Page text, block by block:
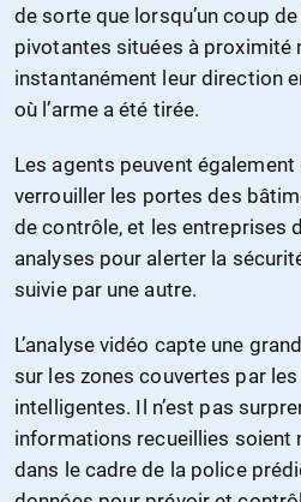
de sorte que lorsqu’un coup
pivotantes situées à proximité
instantanément leur direction
où l’arme a été tirée.
Les agents peuvent
verrouiller les portes des
de contrôle, et les entreprises
analyses pour alerter la
suivie par une autre.
L’analyse vidéo capte une
sur les zones couvertes par
intelligentes. Il n’est pas
informations recueillies soient
dans le cadre de la police